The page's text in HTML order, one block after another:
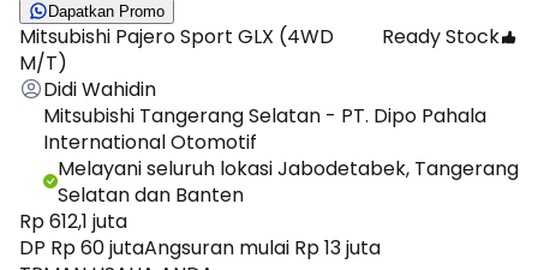
Dapatkan Promo
Mitsubishi Pajero Sport GLX (4WD
M/T)
Ready Stock
Didi Wahidin
Mitsubishi Tangerang Selatan - PT. Dipo Pahala
International Otomotif
Melayani seluruh lokasi Jabodetabek, Tangerang
Selatan dan Banten
Rp 612,1 juta
DP Rp 60 jutaAngsuran mulai Rp 13 juta